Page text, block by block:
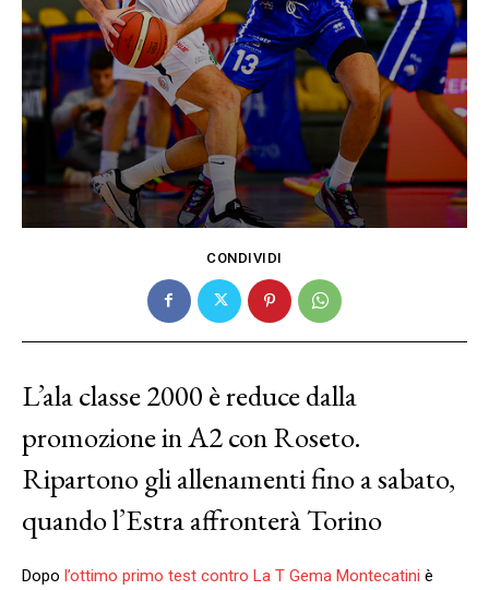
CONDIVIDI
L’ala classe 2000 è reduce dalla
promozione in A2 con Roseto.
Ripartono gli allenamenti fino a sabato,
quando l’Estra affronterà Torino
Dopo l’ottimo primo test contro La T Gema Montecatini è